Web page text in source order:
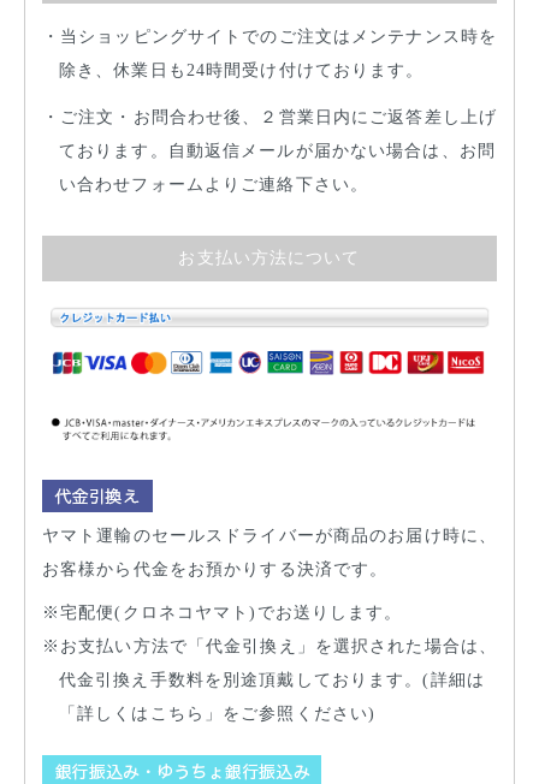
当ショッピングサイトでのご注文はメンテナンス時を
除き、休業日も24時間受け付けております。
ご注文・お問合わせ後、２営業日内にご返答差し上げ
ております。自動返信メールが届かない場合は、お問
い合わせフォームよりご連絡下さい。
お支払い方法について
ヤマト運輸のセールスドライバーが商品のお届け時に、
お客様から代金をお預かりする決済です。
宅配便(クロネコヤマト)でお送りします。
お支払い方法で「代金引換え」を選択された場合は、
代金引換え手数料を別途頂戴しております。(詳細は
「詳しくはこちら」をご参照ください)